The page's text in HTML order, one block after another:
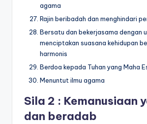
agama
Rajin beribadah dan menghindari
Bersatu dan bekerjasama dengan
menciptakan suasana kehidupan
harmonis
Berdoa kepada Tuhan yang Maha
Menuntut ilmu agama
Sila 2 : Kemanusiaan
dan beradab